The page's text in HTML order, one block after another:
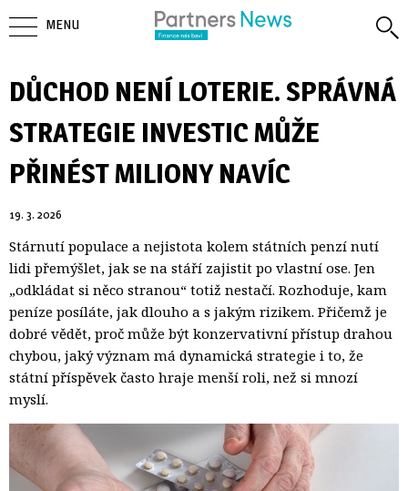
DŮCHOD NENÍ LOTERIE. SPRÁVNÁ
STRATEGIE INVESTIC MŮŽE
PŘINÉST MILIONY NAVÍC
19. 3. 2026
Stárnutí populace a nejistota kolem státních penzí nutí
lidi přemýšlet, jak se na stáří zajistit po vlastní ose. Jen
„odkládat si něco stranou“ totiž nestačí. Rozhoduje, kam
peníze posíláte, jak dlouho a s jakým rizikem. Přičemž je
dobré vědět, proč může být konzervativní přístup drahou
chybou, jaký význam má dynamická strategie i to, že
státní příspěvek často hraje menší roli, než si mnozí
myslí.
MENU